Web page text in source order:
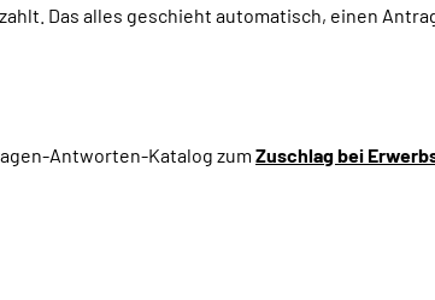
Das alles geschieht automatisch, einen
Antworten-Katalog zum Zuschlag bei